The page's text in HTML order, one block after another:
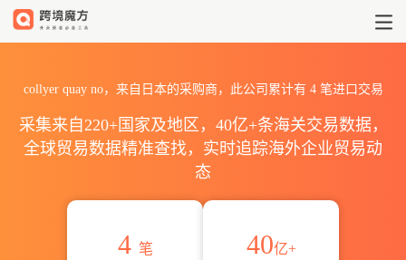
collyer quay no，来自日本的采购商，此公司累计有 4笔进口交易
采集来自220+国家及地区，40亿+条海关交易数据，
全球贸易数据精准查找，实时追踪海外企业贸易动
态
4 笔
40亿+